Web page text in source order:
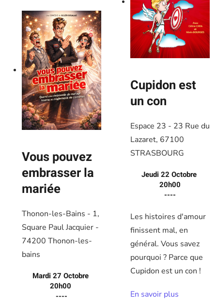
Vous pouvez
embrasser la
mariée
Thonon-les-Bains - 1,
Square Paul Jacquier -
74200 Thonon-les-
bains
Mardi 27 Octobre
20h00
----
Cupidon est
un con
Espace 23 - 23 Rue du
Lazaret, 67100
STRASBOURG
Jeudi 22 Octobre
20h00
----
Les histoires d'amour
finissent mal, en
général. Vous savez
pourquoi ? Parce que
Cupidon est un con !
En savoir plus